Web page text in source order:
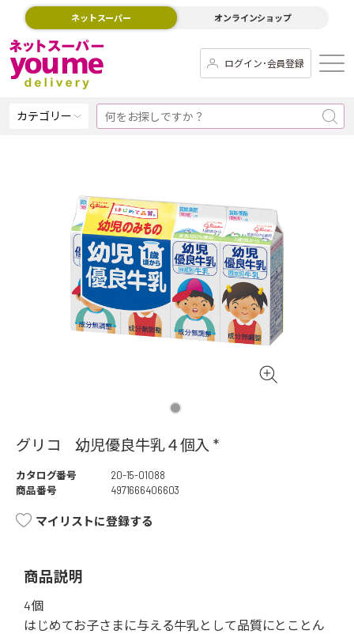
ネットスーパー オンラインショップ
ログイン･会員登録
カテゴリー
グリコ 幼児優良牛乳４個入 *
カタログ番号
20-15-01088
商品番号
4971666406603
マイリストに登録する
商品説明
4個
はじめてお子さまに与える牛乳として品質にとことん